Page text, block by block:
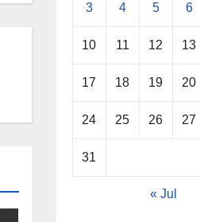
3 4 5 6
10 11 12 13
17 18 19 20
24 25 26 27
31
« Jul